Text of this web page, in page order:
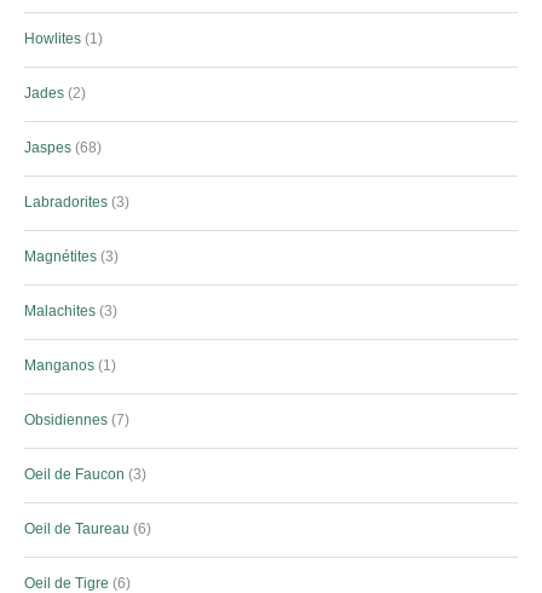
Howlites 1
Jades 2
Jaspes 68
Labradorites 3
Magnétites 3
Malachites 3
Manganos 1
Obsidiennes 7
Oeil de Faucon 3
Oeil de Taureau 6
Oeil de Tigre 6